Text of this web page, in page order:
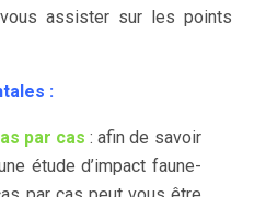
assister sur les points
:
par cas : afin de savoir
étude d’impact faune-